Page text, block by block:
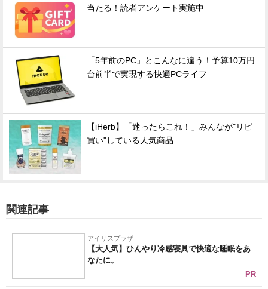
当たる！読者アンケート実施中
「5年前のPC」とこんなに違う！予算10万円
台前半で実現する快適PCライフ
【iHerb】「迷ったらこれ！」みんなが"リピ
買い"している人気商品
関連記事
アイリスプラザ
【大人気】ひんやり冷感寝具で快適な睡眠をあ
なたに。
PR